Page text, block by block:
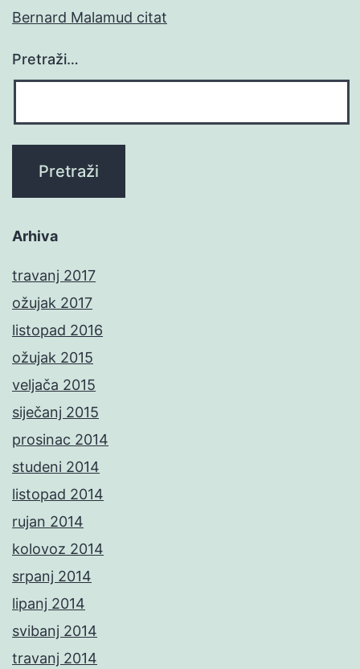
Bernard Malamud citat
Pretraži…
Arhiva
travanj 2017
ožujak 2017
listopad 2016
ožujak 2015
veljača 2015
siječanj 2015
prosinac 2014
studeni 2014
listopad 2014
rujan 2014
kolovoz 2014
srpanj 2014
lipanj 2014
svibanj 2014
travanj 2014